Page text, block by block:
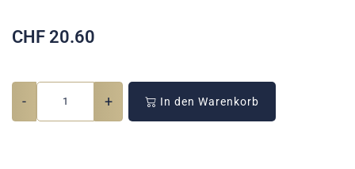
CHF 20.60
- + In den Warenkorb